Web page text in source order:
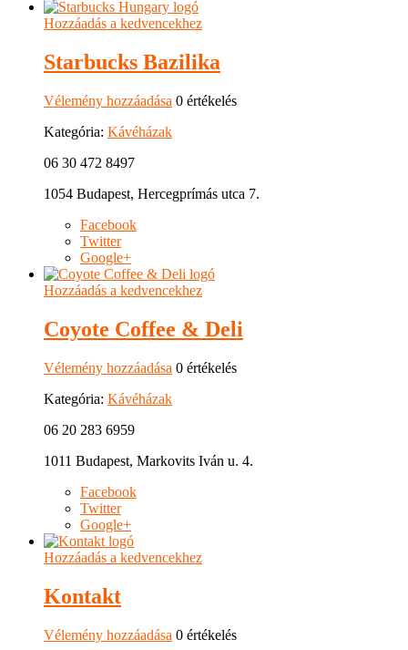
Hozzáadás a kedvencekhez
Starbucks Bazilika
Vélemény hozzáadása 0 értékelés
Kategória: Kávéházak
06 30 472 8497
1054 Budapest, Hercegprímás utca 7.
Facebook
Twitter
Google+
Hozzáadás a kedvencekhez
Coyote Coffee & Deli
Vélemény hozzáadása 0 értékelés
Kategória: Kávéházak
06 20 283 6959
1011 Budapest, Markovits Iván u. 4.
Facebook
Twitter
Google+
Hozzáadás a kedvencekhez
Kontakt
Vélemény hozzáadása 0 értékelés